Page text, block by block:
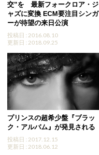
交”を 最新フォークロア・ジ
ャズに変換 ECM要注目シンガ
ーが待望の来日公演
投稿日 : 2016.08.10
更新日 : 2018.09.25
プリンスの超希少盤『ブラッ
ク・アルバム』が発見される
投稿日 : 2017.12.15
更新日 : 2018.06.12